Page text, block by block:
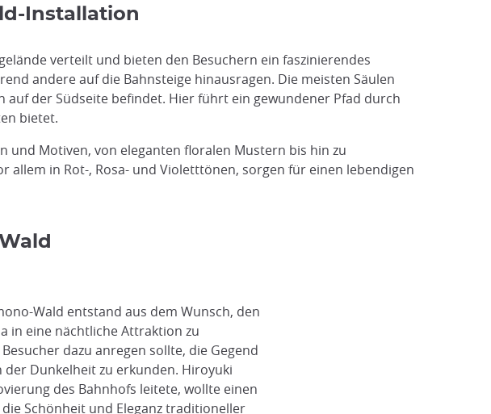
Installation
verteilt und bieten den Besuchern ein faszinierendes
andere auf die Bahnsteige hinausragen. Die meisten Säulen
der Südseite befindet. Hier führt ein gewundener Pfad durch
bietet.
und Motiven, von eleganten floralen Mustern bis hin zu
in Rot-, Rosa- und Violetttönen, sorgen für einen lebendigen
Wald entstand aus dem Wunsch, den
in eine nächtliche Attraktion zu
dazu anregen sollte, die Gegend
der Dunkelheit zu erkunden. Hiroyuki
des Bahnhofs leitete, wollte einen
Schönheit und Eleganz traditioneller